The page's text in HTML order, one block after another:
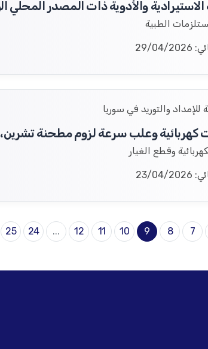
الطبية
2026
للإمداد والتوريد في سوريا
كهربائية وعلب سرعة لزوم مطحنة تشرين،
وقطع الغيار
2026
7
8
9
10
11
12
...
24
25